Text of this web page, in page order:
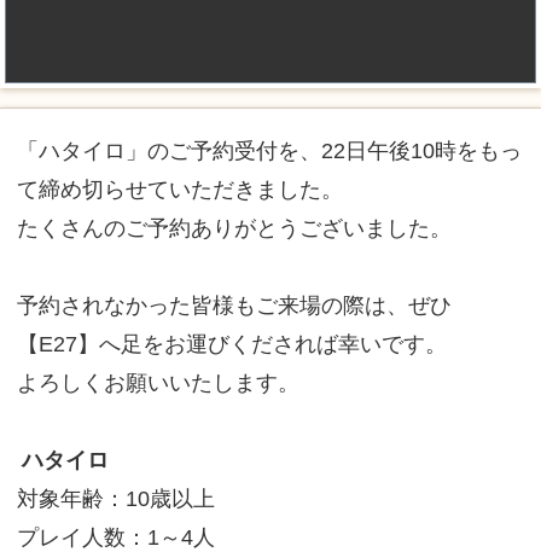
「ハタイロ」のご予約受付を、22日午後10時をもっ
て締め切らせていただきました。
たくさんのご予約ありがとうございました。
予約されなかった皆様もご来場の際は、ぜひ
【E27】へ足をお運びくだされば幸いです。
よろしくお願いいたします。
ハタイロ
対象年齢：10歳以上
プレイ人数：1～4人